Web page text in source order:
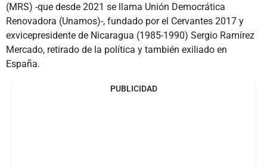
(MRS) -que desde 2021 se llama Unión Democrática
Renovadora (Unamos)-, fundado por el Cervantes 2017 y
exvicepresidente de Nicaragua (1985-1990) Sergio Ramírez
Mercado, retirado de la política y también exiliado en
España.
PUBLICIDAD